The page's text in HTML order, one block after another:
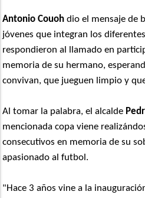
Antonio Couoh dio el mensaje de
jóvenes que integran los
respondieron al llamado en
memoria de su hermano,
convivan, que jueguen limpio y
Al tomar la palabra, el alcalde
mencionada copa viene
consecutivos en memoria de su
apasionado al futbol.
"Hace 3 años vine a la